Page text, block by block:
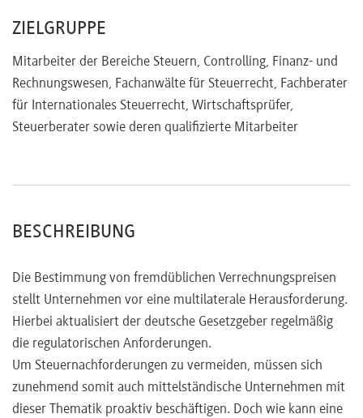
Betriebsprüfungen
Prüfungsschwerpunkte bei Verrechnungspreisen
ZIELGRUPPE
Mitarbeiter der Bereiche Steuern, Controlling, Finanz- und
Rechnungswesen, Fachanwälte für Steuerrecht, Fachberater
für Internationales Steuerrecht, Wirtschaftsprüfer,
Steuerberater sowie deren qualifizierte Mitarbeiter
BESCHREIBUNG
Die Bestimmung von fremdüblichen Verrechnungspreisen
stellt Unternehmen vor eine multilaterale Herausforderung.
Hierbei aktualisiert der deutsche Gesetzgeber regelmäßig
die regulatorischen Anforderungen.
Um Steuernachforderungen zu vermeiden, müssen sich
zunehmend somit auch mittelständische Unternehmen mit
dieser Thematik proaktiv beschäftigen. Doch wie kann eine